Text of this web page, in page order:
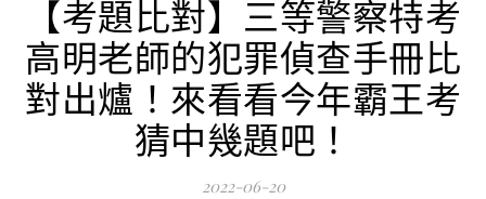
【考題比對】三等警察特考
高明老師的犯罪偵查手冊比
對出爐！來看看今年霸王考
猜中幾題吧！
2022-06-20